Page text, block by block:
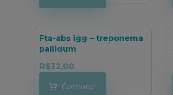
Fta-abs igg – treponema
pallidum
R$32,00
Comprar